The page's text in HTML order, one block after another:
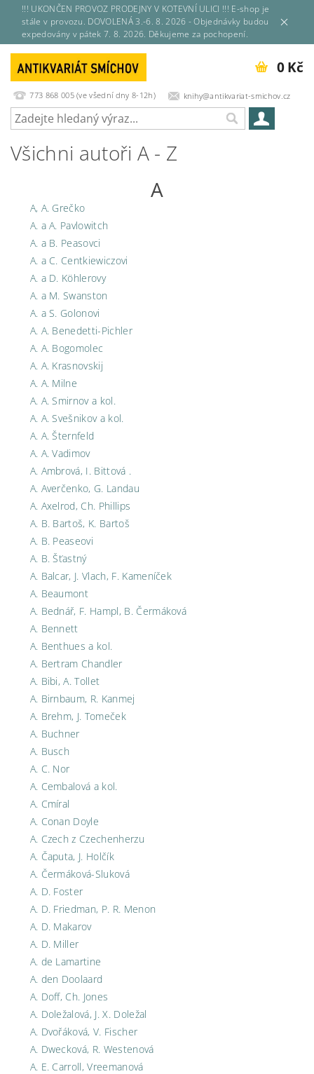
!!! UKONČEN PROVOZ PRODEJNY V KOTEVNÍ ULICI !!! E-shop je
stále v provozu. DOVOLENÁ 3.-6. 8. 2026 - Objednávky budou
expedovány v pátek 7. 8. 2026. Děkujeme za pochopení.
773 868 005 (ve všední dny 8-12h) knihy@antikvariat-smichov.cz
0 Kč
Všichni autoři A - Z
A
A, A. Grečko
A. a A. Pavlowitch
A. a B. Peasovci
A. a C. Centkiewiczovi
A. a D. Köhlerovy
A. a M. Swanston
A. a S. Golonovi
A. A. Benedetti-Pichler
A. A. Bogomolec
A. A. Krasnovskij
A. A. Milne
A. A. Smirnov a kol.
A. A. Svešnikov a kol.
A. A. Šternfeld
A. A. Vadimov
A. Ambrová, I. Bittová .
A. Averčenko, G. Landau
A. Axelrod, Ch. Phillips
A. B. Bartoš, K. Bartoš
A. B. Peaseovi
A. B. Šťastný
A. Balcar, J. Vlach, F. Kameníček
A. Beaumont
A. Bednář, F. Hampl, B. Čermáková
A. Bennett
A. Benthues a kol.
A. Bertram Chandler
A. Bibi, A. Tollet
A. Birnbaum, R. Kanmej
A. Brehm, J. Tomeček
A. Buchner
A. Busch
A. C. Nor
A. Cembalová a kol.
A. Cmíral
A. Conan Doyle
A. Czech z Czechenherzu
A. Čaputa, J. Holčík
A. Čermáková-Sluková
A. D. Foster
A. D. Friedman, P. R. Menon
A. D. Makarov
A. D. Miller
A. de Lamartine
A. den Doolaard
A. Doff, Ch. Jones
A. Doležalová, J. X. Doležal
A. Dvořáková, V. Fischer
A. Dwecková, R. Westenová
A. E. Carroll, Vreemanová